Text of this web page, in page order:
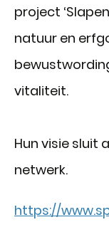
project
natuur en
vitaliteit.
Hun visie sluit
netwerk.
https://